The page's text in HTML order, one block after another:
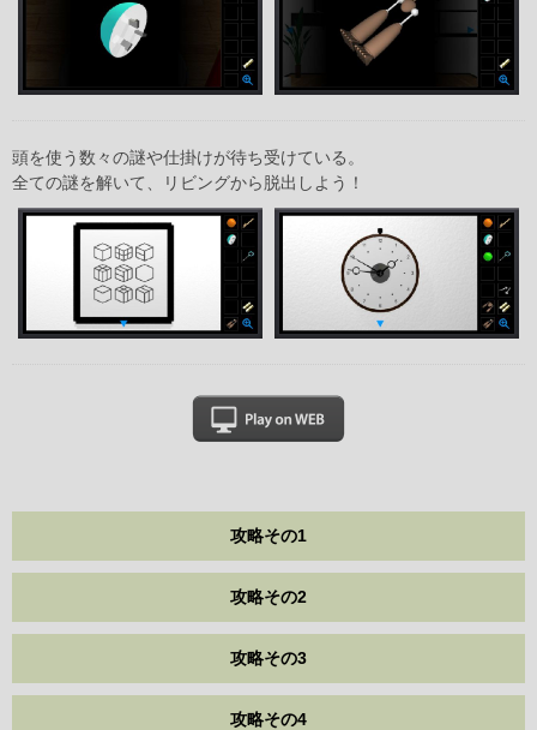
頭を使う数々の謎や仕掛けが待ち受けている。
全ての謎を解いて、リビングから脱出しよう！
攻略その1
攻略その2
攻略その3
攻略その4